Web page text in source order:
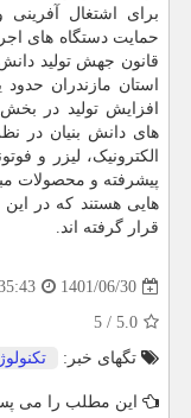
برای اشتغال آفرینی
حمایت دستگاه های
قانون جهش تولید دانش
افزایش تولید در
های دانش بنیان در
الکترونیک، لیزر و
پیشرفته و محصولات
هایی هستند که در
قرار گرفته اند.
1401/06/30
5.0
/
5
تگهای خبر:
این مطلب را می